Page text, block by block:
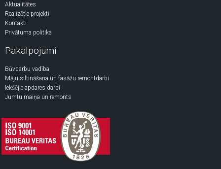
Aktualitātes
Realizētie projekti
Kontakti
Privātuma politika
Pakalpojumi
Būvdarbu vadība
Māju siltināšana un fasāžu remontdarbi
Iekšējie apdares darbi
Jumtu maiņa un remonts